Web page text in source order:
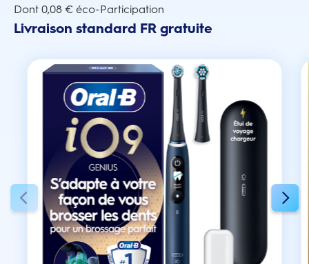
Dont 0,08 € éco-Participation
Livraison standard FR gratuite